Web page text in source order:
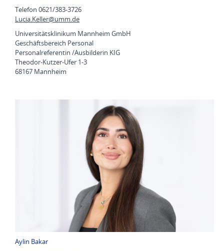
Telefon 0621/383-3726
Lucia.Keller@umm.de
Universitätsklinikum Mannheim GmbH
Geschäftsbereich Personal
Personalreferentin /Ausbilderin KIG
Theodor-Kutzer-Ufer 1-3
68167 Mannheim
Aylin Bakar